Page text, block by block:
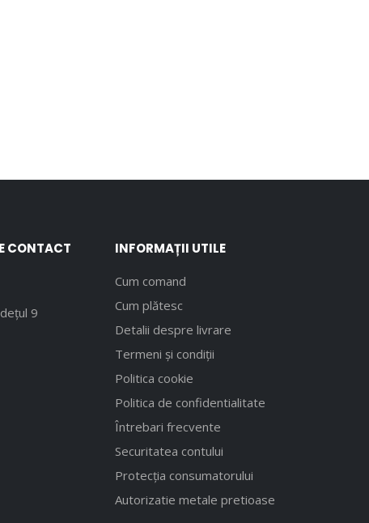
CONTACT
9
INFORMAȚII UTILE
Cum comand
Cum plătesc
Detalii despre livrare
Termeni și condiții
Politica cookie
Politica de confidentialitate
Întrebari frecvente
Securitatea contului
Protecția consumatorului
Autorizatie metale pretioase